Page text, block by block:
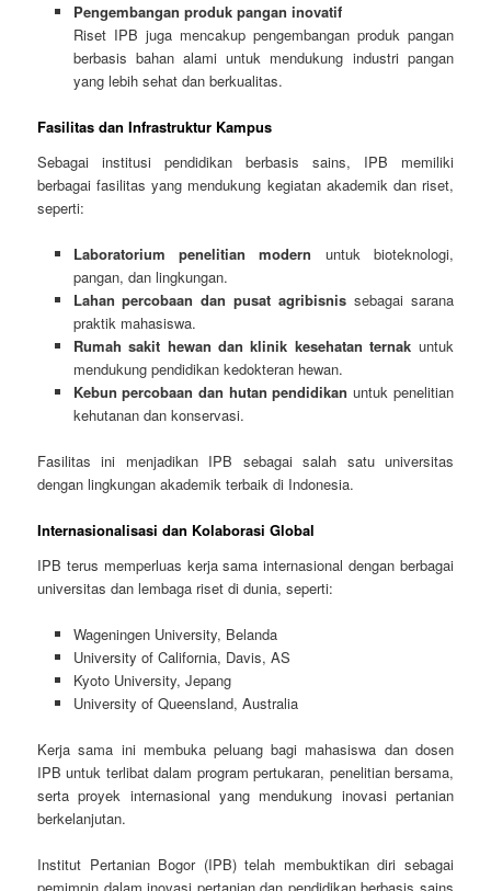
Pengembangan produk pangan inovatif
Riset IPB juga mencakup pengembangan produk pangan
berbasis bahan alami untuk mendukung industri pangan
yang lebih sehat dan berkualitas.
Fasilitas dan Infrastruktur Kampus
Sebagai institusi pendidikan berbasis sains, IPB memiliki
berbagai fasilitas yang mendukung kegiatan akademik dan riset,
seperti:
Laboratorium penelitian modern untuk bioteknologi,
pangan, dan lingkungan.
Lahan percobaan dan pusat agribisnis sebagai sarana
praktik mahasiswa.
Rumah sakit hewan dan klinik kesehatan ternak untuk
mendukung pendidikan kedokteran hewan.
Kebun percobaan dan hutan pendidikan untuk penelitian
kehutanan dan konservasi.
Fasilitas ini menjadikan IPB sebagai salah satu universitas
dengan lingkungan akademik terbaik di Indonesia.
Internasionalisasi dan Kolaborasi Global
IPB terus memperluas kerja sama internasional dengan berbagai
universitas dan lembaga riset di dunia, seperti:
Wageningen University, Belanda
University of California, Davis, AS
Kyoto University, Jepang
University of Queensland, Australia
Kerja sama ini membuka peluang bagi mahasiswa dan dosen
IPB untuk terlibat dalam program pertukaran, penelitian bersama,
serta proyek internasional yang mendukung inovasi pertanian
berkelanjutan.
Institut Pertanian Bogor (IPB) telah membuktikan diri sebagai